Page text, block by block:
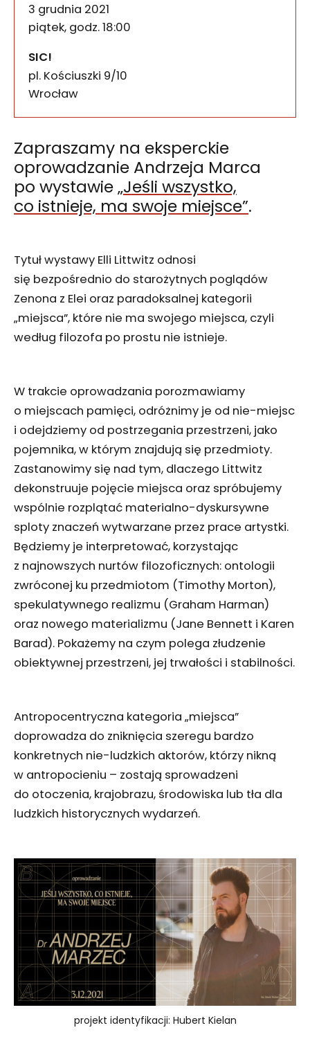
3 grudnia 2021
piątek, godz. 18:00
SIC!
pl. Kościuszki 9/10
50-028
Wrocław
Zapraszamy na eksperckie
oprowadzanie Andrzeja Marca
po wystawie„Jeśli wszystko,
co istnieje, ma swoje miejsce”.
Tytuł wystawy Elli Littwitz odnosi
się bezpośrednio do starożytnych poglądów
Zenona z Elei oraz paradoksalnej kategorii
„miejsca”, które nie ma swojego miejsca, czyli
według filozofa po prostu nie istnieje.
W trakcie oprowadzania porozmawiamy
o miejscach pamięci, odróżnimy je od nie-miejsc
i odejdziemy od postrzegania przestrzeni, jako
pojemnika, w którym znajdują się przedmioty.
Zastanowimy się nad tym, dlaczego Littwitz
dekonstruuje pojęcie miejsca oraz spróbujemy
wspólnie rozplątać materialno-dyskursywne
sploty znaczeń wytwarzane przez prace artystki.
Będziemy je interpretować, korzystając
z najnowszych nurtów filozoficznych: ontologii
zwróconej ku przedmiotom (Timothy Morton),
spekulatywnego realizmu (Graham Harman)
oraz nowego materializmu (Jane Bennett i Karen
Barad). Pokażemy na czym polega złudzenie
obiektywnej przestrzeni, jej trwałości i stabilności.
Antropocentryczna kategoria „miejsca”
doprowadza do zniknięcia szeregu bardzo
konkretnych nie-ludzkich aktorów, którzy nikną
w antropocieniu – zostają sprowadzeni
do otoczenia, krajobrazu, środowiska lub tła dla
ludzkich historycznych wydarzeń.
projekt identyfikacji: Hubert Kielan